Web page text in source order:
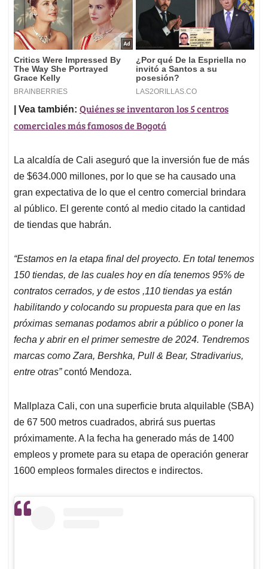
| Vea también: Quiénes se inventaron los 5 centros
comerciales más famosos de Bogotá
La alcaldía de Cali aseguró que la inversión fue de más
de $634.000 millones, por lo que se ha causado una
gran expectativa de lo que el centro comercial brindara
al público. El gerente contó al medio citado la cantidad
de tiendas que habrán.
“Estamos en la etapa final del proyecto. En total tenemos
150 tiendas, de las cuales hoy en día tenemos 95% de
contratos cerrados, y de estos ,110 tiendas ya están
habilitando y colocando su propuesta para que en las
próximas semanas podamos abrir a público o poner la
fecha y abrir en el primer semestre de 2024. Tendremos
marcas como Zara, Bershka, Pull & Bear, Stradivarius,
entre otras”contó Mendoza.
Mallplaza Cali, con una superficie bruta alquilable (SBA)
de 67 500 metros cuadrados, abrirá sus puertas
próximamente. A la fecha ha generado más de 1400
empleos y promete para su etapa de operación generar
1600 empleos formales directos e indirectos.